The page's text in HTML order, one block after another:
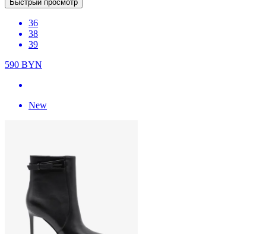
Быстрый просмотр
36
38
39
590 BYN
New